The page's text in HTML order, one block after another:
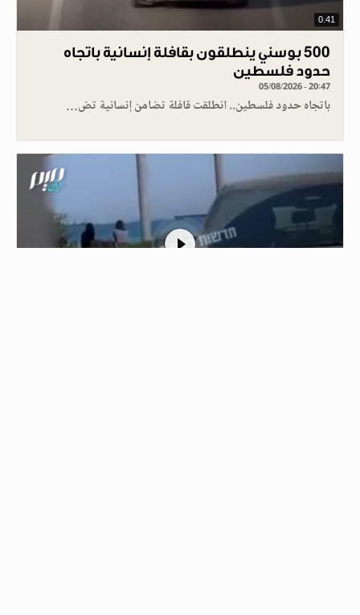
0.41
500 بوسني ينطلقون بقافلة إنسانية باتجاه
حدود فلسطين
05/08/2026 - 20:47
باتجاه حدود فلسطين.. انطلقت قافلة تضامن إنسانية تض…